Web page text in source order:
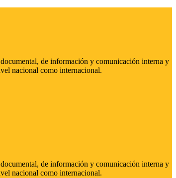
de información y comunicación interna y
nacional como internacional.
de información y comunicación interna y
nacional como internacional.